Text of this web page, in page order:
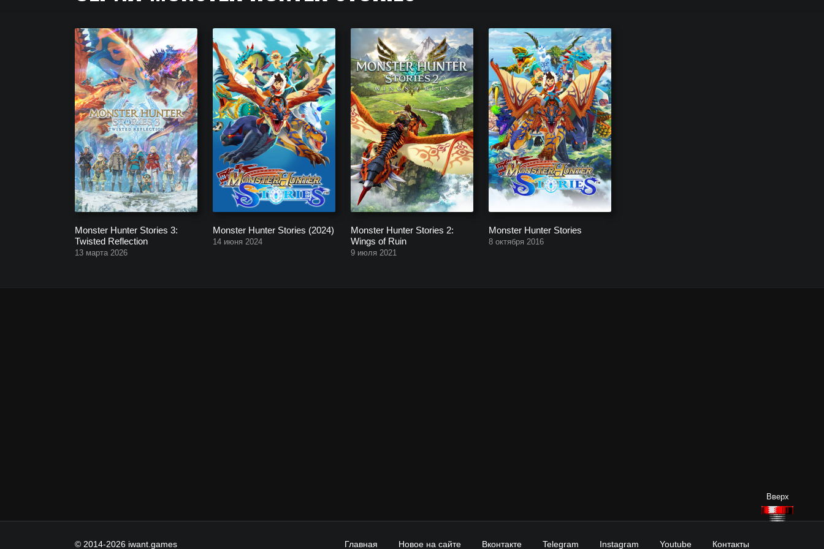
Monster Hunter Stories 3:
Twisted Reflection
13 марта 2026
Monster Hunter Stories (2024)
14 июня 2024
Monster Hunter Stories 2:
Wings of Ruin
9 июля 2021
Monster Hunter Stories
8 октября 2016
© 2014-2026 iwant.games Главная Новое на сайте Вконтакте Telegram Instagram Youtube Контакты